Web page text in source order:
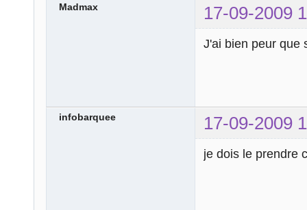
Madmax 17-09-2009
J'ai bien peur que
infobarquee 17-09-2009
je dois le prendre